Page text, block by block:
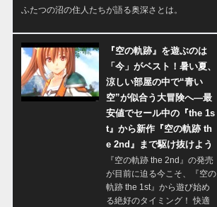
ふたつの沼の住人たちが語る奥深さとは。
『空の軌跡』を遊ぶのは
「今」がベスト！暑い夏、
涼しい部屋の中で“青い
空”が似合う大冒険へ―最
安値でセール中の『the 1s
t』から新作『空の軌跡 th
e 2nd』まで駆け抜けよう
『空の軌跡 the 2nd』の発売
が目前に迫る今こそ、『空の
軌跡 the 1st』から遊び始め
る絶好のタイミング！ 快適